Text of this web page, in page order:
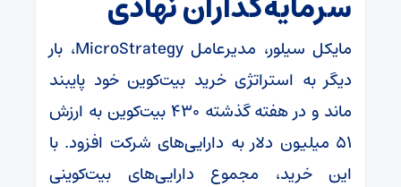
مایکل سیلور، مدیرعامل MicroStrategy، بار
دیگر به استراتژی خرید بیت‌کوین خود پایبند
ماند و در هفته گذشته ۴۳۰ بیت‌کوین به ارزش
۵۱ میلیون دلار به دارایی‌های شرکت افزود. با
این خرید، مجموع دارایی‌های بیت‌کوینی